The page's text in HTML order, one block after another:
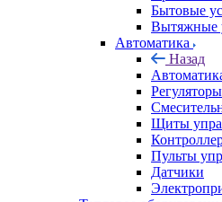
Бытовые
Вытяжные
Автоматика
Назад
Щиты
Пульты
Датчики